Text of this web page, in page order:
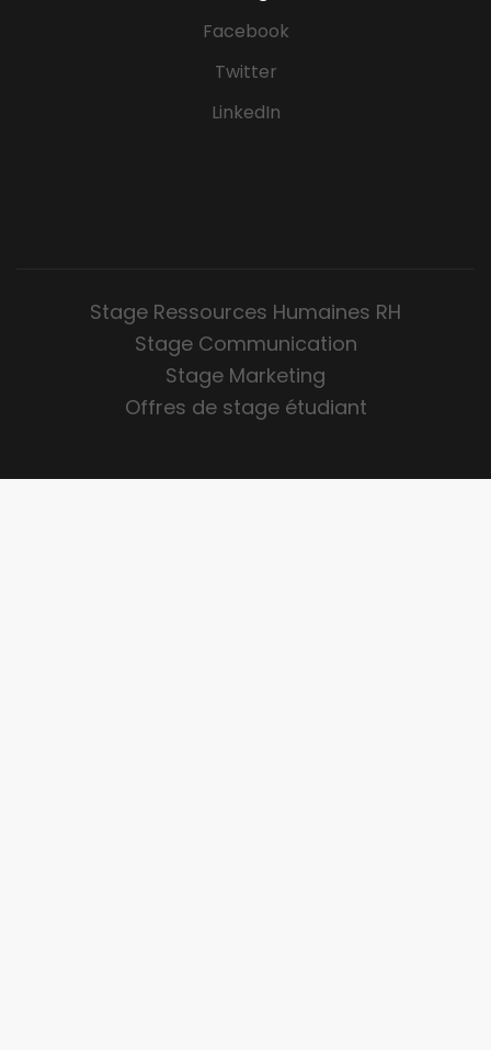
Facebook
Twitter
LinkedIn
Stage Ressources Humaines RH
Stage Communication
Stage Marketing
Offres de stage étudiant